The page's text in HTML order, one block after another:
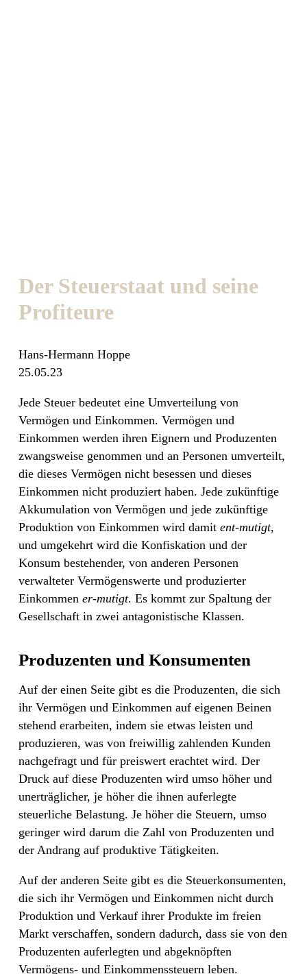
Der Steuerstaat und seine
Profiteure
Hans-Hermann Hoppe
25.05.23
Jede Steuer bedeutet eine Umverteilung von
Vermögen und Einkommen. Vermögen und
Einkommen werden ihren Eignern und Produzenten
zwangsweise genommen und an Personen umverteilt,
die dieses Vermögen nicht besessen und dieses
Einkommen nicht produziert haben. Jede zukünftige
Akkumulation von Vermögen und jede zukünftige
Produktion von Einkommen wird damit ent-mutigt,
und umgekehrt wird die Konfiskation und der
Konsum bestehender, von anderen Personen
verwalteter Vermögenswerte und produzierter
Einkommen er-mutigt. Es kommt zur Spaltung der
Gesellschaft in zwei antagonistische Klassen.
Produzenten und Konsumenten
Auf der einen Seite gibt es die Produzenten, die sich
ihr Vermögen und Einkommen auf eigenen Beinen
stehend erarbeiten, indem sie etwas leisten und
produzieren, was von freiwillig zahlenden Kunden
nachgefragt und für preiswert erachtet wird. Der
Druck auf diese Produzenten wird umso höher und
unerträglicher, je höher die ihnen auferlegte
steuerliche Belastung. Je höher die Steuern, umso
geringer wird darum die Zahl von Produzenten und
der Andrang auf produktive Tätigkeiten.
Auf der anderen Seite gibt es die Steuerkonsumenten,
die sich ihr Vermögen und Einkommen nicht durch
Produktion und Verkauf ihrer Produkte im freien
Markt verschaffen, sondern dadurch, dass sie von den
Produzenten auferlegten und abgeknöpften
Vermögens- und Einkommenssteuern leben.